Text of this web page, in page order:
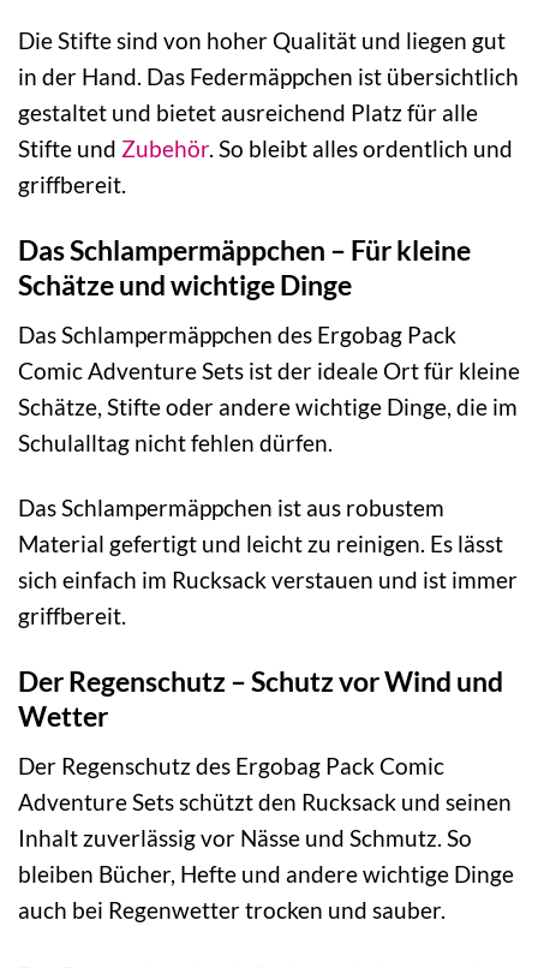
Die Stifte sind von hoher Qualität und liegen gut
in der Hand. Das Federmäppchen ist übersichtlich
gestaltet und bietet ausreichend Platz für alle
Stifte und Zubehör. So bleibt alles ordentlich und
griffbereit.
Das Schlampermäppchen – Für kleine
Schätze und wichtige Dinge
Das Schlampermäppchen des Ergobag Pack
Comic Adventure Sets ist der ideale Ort für kleine
Schätze, Stifte oder andere wichtige Dinge, die im
Schulalltag nicht fehlen dürfen.
Das Schlampermäppchen ist aus robustem
Material gefertigt und leicht zu reinigen. Es lässt
sich einfach im Rucksack verstauen und ist immer
griffbereit.
Der Regenschutz – Schutz vor Wind und
Wetter
Der Regenschutz des Ergobag Pack Comic
Adventure Sets schützt den Rucksack und seinen
Inhalt zuverlässig vor Nässe und Schmutz. So
bleiben Bücher, Hefte und andere wichtige Dinge
auch bei Regenwetter trocken und sauber.